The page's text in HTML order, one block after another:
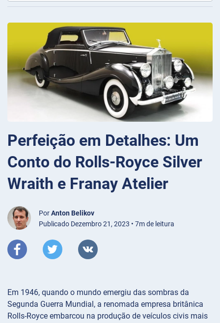
Perfeição em Detalhes: Um
Conto do Rolls-Royce Silver
Wraith e Franay Atelier
PorAnton Belikov
Publicado Dezembro 21, 2023 • 7m de leitura
Em 1946, quando o mundo emergiu das sombras da
Segunda Guerra Mundial, a renomada empresa britânica
Rolls-Royce embarcou na produção de veículos civis mais